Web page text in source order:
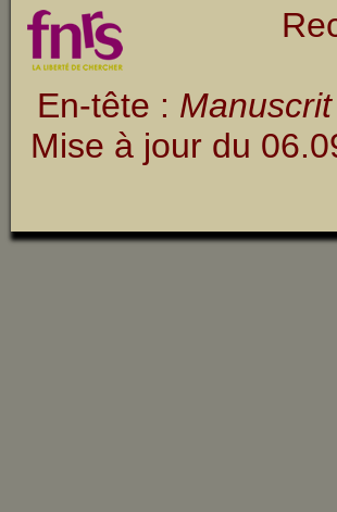
En-tête :
Mise à jour du